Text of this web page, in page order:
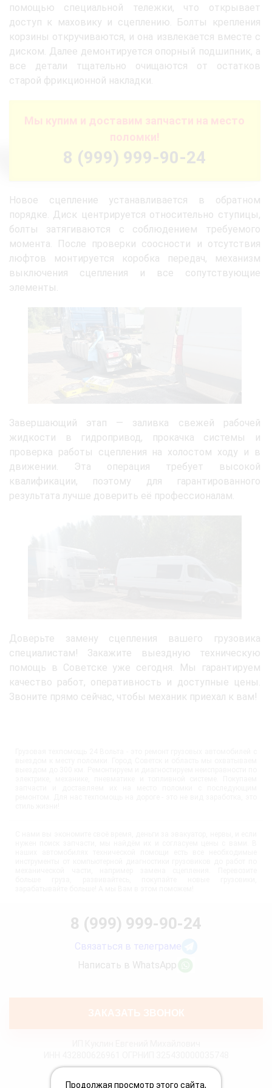
помощью специальной тележки, что открывает
доступ к маховику и сцеплению. Болты крепления
корзины откручиваются, и она извлекается вместе с
диском. Далее демонтируется опорный подшипник, а
все детали тщательно очищаются от остатков
старой фрикционной накладки.
Мы купим и доставим запчасти на место
поломки!
8 (999) 999-90-24
Новое сцепление устанавливается в обратном
порядке. Диск центрируется относительно ступицы,
болты затягиваются с соблюдением требуемого
момента. После проверки соосности и отсутствия
люфтов монтируется коробка передач, механизм
выключения сцепления и все сопутствующие
элементы.
Завершающий этап — заливка свежей рабочей
жидкости в гидропривод, прокачка системы и
проверка работы сцепления на холостом ходу и в
движении. Эта операция требует высокой
квалификации, поэтому для гарантированного
результата лучше доверить её профессионалам.
Доверьте замену сцепления вашего грузовика
специалистам! Закажите выездную техническую
помощь в Советске уже сегодня. Мы гарантируем
качество работ, оперативность и доступные цены.
Звоните прямо сейчас, чтобы механик приехал к вам!
8 (999) 999-90-24
Связаться в телеграме
Написать в WhatsApp
ЗАКАЗАТЬ ЗВОНОК
Продолжая просмотр этого сайта,